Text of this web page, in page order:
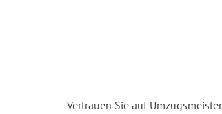
Vertrauen Sie auf